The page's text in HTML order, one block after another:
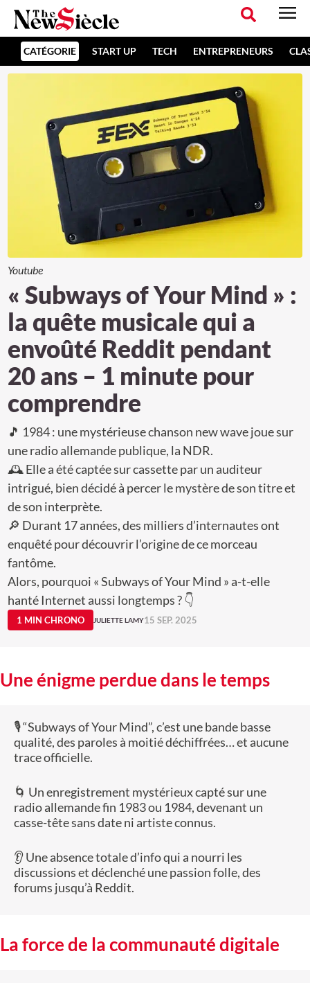
CATÉGORIE START UP TECH ENTREPRENEURS
Youtube
« Subways of Your Mind » :
la quête musicale qui a
envoûté Reddit pendant
20 ans – 1 minute pour
comprendre
🎵 1984 : une mystérieuse chanson new wave joue sur
une radio allemande publique, la NDR.
🕰️ Elle a été captée sur cassette par un auditeur
intrigué, bien décidé à percer le mystère de son titre et
de son interprète.
🔎 Durant 17 années, des milliers d’internautes ont
enquêté pour découvrir l’origine de ce morceau
fantôme.
Alors, pourquoi « Subways of Your Mind » a-t-elle
hanté Internet aussi longtemps ? 👇
1 MIN CHRONO JULIETTE LAMY15 SEP. 2025
Une énigme perdue dans le temps
🎙️ “Subways of Your Mind”, c’est une bande basse
qualité, des paroles à moitié déchiffrées… et aucune
trace officielle.
🌀 Un enregistrement mystérieux capté sur une
radio allemande fin 1983 ou 1984, devenant un
casse-tête sans date ni artiste connus.
👂 Une absence totale d’info qui a nourri les
discussions et déclenché une passion folle, des
forums jusqu’à Reddit.
La force de la communauté digitale